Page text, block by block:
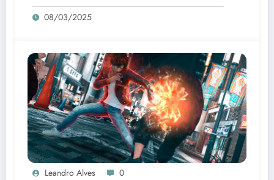
08/03/2025
Leandro Alves 0